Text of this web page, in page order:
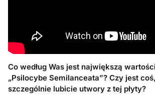
Co według Was jest największą
„Psilocybe Semilanceata”? Czy jest
szczególnie lubicie utwory z tej płyty?